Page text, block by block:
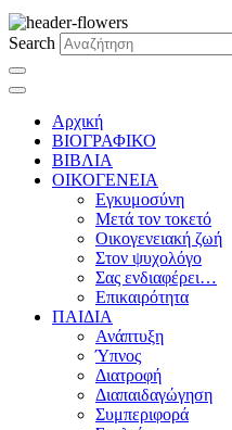
Search
Αρχική
ΒΙΟΓΡΑΦΙΚΟ
ΒΙΒΛΙΑ
ΟΙΚΟΓΕΝΕΙΑ
Εγκυμοσύνη
Μετά τον τοκετό
Οικογενειακή ζωή
Στον ψυχολόγο
Σας ενδιαφέρει…
Επικαιρότητα
ΠΑΙΔΙΑ
Ανάπτυξη
Ύπνος
Διατροφή
Διαπαιδαγώγηση
Συμπεριφορά